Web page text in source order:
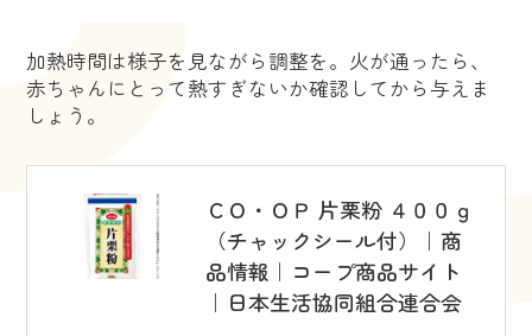
加熱時間は様子を見ながら調整を。火が通ったら、
赤ちゃんにとって熱すぎないか確認してから与えま
しょう。
ＣＯ・ＯＰ 片栗粉 ４００ｇ
（チャックシール付）｜商
品情報｜コープ商品サイト
｜日本生活協同組合連合会